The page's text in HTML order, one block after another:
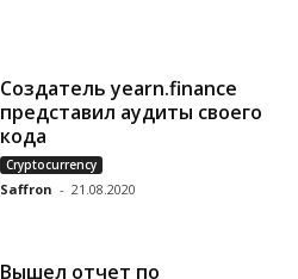
Создатель yearn.finance
представил аудиты своего
кода
Cryptocurrency
Saffron - 21.08.2020
Вышел отчет по